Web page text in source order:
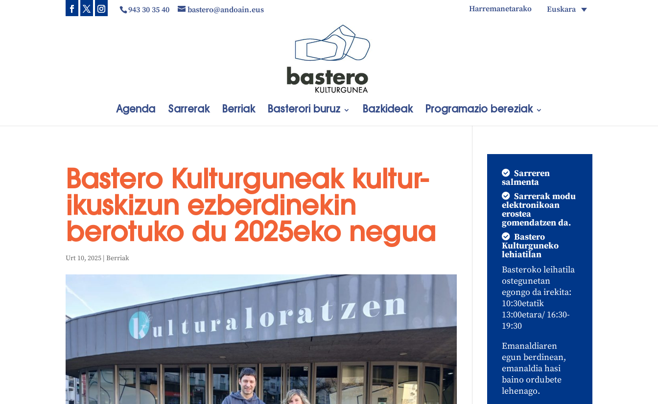
943 30 35 40 bastero@andoain.eus Euskara
Harremanetarako
Agenda Sarrerak Berriak Basterori buruz Bazkideak Programazio bereziak
Bastero Kulturguneak kultur-
ikuskizun ezberdinekin
berotuko du 2025eko negua
Urt 10, 2025 |Berriak
Sarreren
salmenta
Sarrerak modu
elektronikoan
erostea
gomendatzen da.
Bastero
Kulturguneko
lehiatilan
Basteroko leihatila
ostegunetan
egongo da irekita:
10:30etatik
13:00etara/ 16:30-
19:30
Emanaldiaren
egun berdinean,
emanaldia hasi
baino ordubete
lehenago.